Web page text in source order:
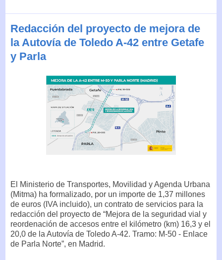
Redacción del proyecto de mejora de
la Autovía de Toledo A-42 entre Getafe
y Parla
El Ministerio de Transportes, Movilidad y Agenda Urbana
(Mitma) ha formalizado, por un importe de 1,37 millones
de euros (IVA incluido), un contrato de servicios para la
redacción del proyecto de “Mejora de la seguridad vial y
reordenación de accesos entre el kilómetro (km) 16,3 y el
20,0 de la Autovía de Toledo A-42. Tramo: M-50 - Enlace
de Parla Norte”, en Madrid.